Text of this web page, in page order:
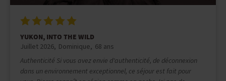
PLAGES, DÉSERT ET PALMERAIES
Juillet 2026 Juliette 27 ans
Quel voyage merveilleux, et quelles belles rencontres ! Cette
randonnée a été magique de bout en bout. Tiwaline est une